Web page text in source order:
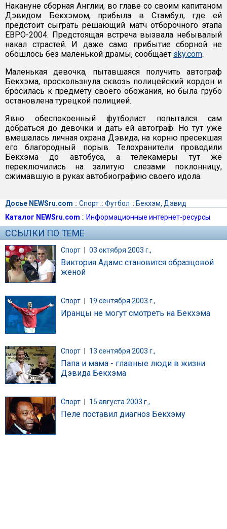
Накануне сборная Англии, во главе со своим капитаном
Дэвидом Бекхэмом, прибыла в Стамбул, где ей
предстоит сыграть решающий матч отборочного этапа
ЕВРО-2004. Предстоящая встреча вызвала небывалый
накал страстей. И даже само прибытие сборной не
обошлось без маленькой драмы, сообщает sky.com.
Маленькая девочка, пытавшаяся получить автограф
Бекхэма, проскользнула сквозь полицейский кордон и
бросилась к предмету своего обожания, но была грубо
остановлена турецкой полицией.
Явно обеспокоенный футболист попытался сам
добраться до девочки и дать ей автограф. Но тут уже
вмешалась личная охрана Дэвида, на корню пресекшая
его благородный порыв. Телохранители проводили
Бекхэма до автобуса, а телекамеры тут же
переключились на залитую слезами поклонницу,
сжимавшую в руках автобиографию своего идола.
Досье NEWSru.com :: Спорт:: Футбол :: Бекхэм, Дэвид
Каталог NEWSru.com :: Информационные интернет-ресурсы
ССЫЛКИ ПО ТЕМЕ
Спорт | 03 октября 2003 г.,
Виктория Адамс становится образцовой
женой
Спорт 19 сентября 2003 г.,
Иранцы не могут смотреть на Бекхэма
Спорт 13 сентября 2003 г.,
Папа и мама - главные люди в жизни
Дэвида Бекхэма
Спорт 15 августа 2003 г.,
Пеле поставил диагноз Бекхэму